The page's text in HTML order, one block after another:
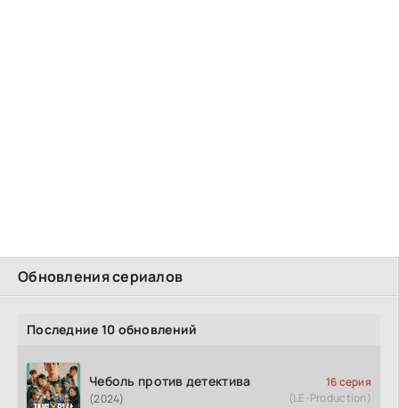
Обновления сериалов
Последние 10 обновлений
Чеболь против детектива
(2024)
16 серия
(LE-Production)